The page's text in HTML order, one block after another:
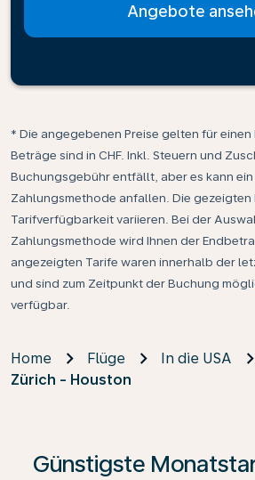
Angebote
* Die angegebenen Preise gelten für einen
Beträge sind in CHF. Inkl. Steuern und
Buchungsgebühr entfällt, aber es kann
Zahlungsmethode anfallen. Die gezeigten
Tarifverfügbarkeit variieren. Bei der
Zahlungsmethode wird Ihnen der
angezeigten Tarife waren innerhalb der
und sind zum Zeitpunkt der Buchung
verfügbar.
Home Flüge
In die USA
Zürich - Houston
Günstigste